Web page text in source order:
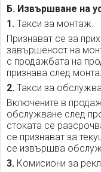
Б. Извършване на
1. Такси за монтаж.
Признават се за
завършеност на
с продажбата на
признава след
2. Такси за
Включените в
обслужване след
стоката се
се признават за
се извършва
3. Комисиони за